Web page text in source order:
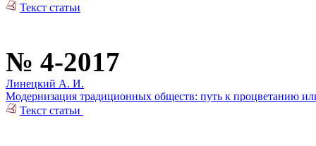
Текст статьи
№ 4-2017
Линецкий А. И.
Модернизация традиционных обществ: путь к процветанию
Текст статьи